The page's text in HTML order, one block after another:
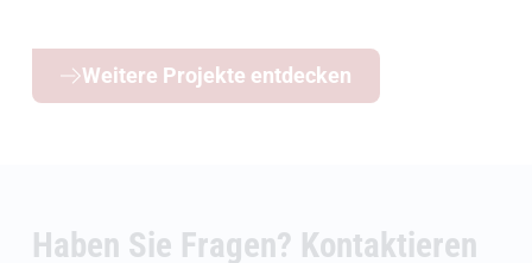
Weitere Projekte entdecken
Haben Sie Fragen? Kontaktieren